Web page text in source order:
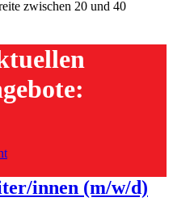
zwischen 20 und 40
innen (m/w/d)